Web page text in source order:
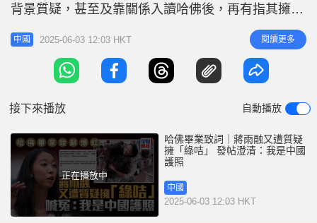
n
背景質疑，甚至及靠關係入讀哈佛後，再有指其擁美
國綠卡。 6月2日晚，蔣雨融再於微博發帖，先解釋
自己在各平台開賬號的目的，「無論去爭取做哈佛畢
業致辭代表，還是現在在各個平台開賬號，都是為了
爭奪一點點公共話語的空間。」 相關新聞：哈佛畢
中國 2025-06-03 12:03 HKT 閱讀更多
接下來播放 自動播放
正在播放中
哈佛畢業致詞｜蔣雨融又遭質疑
擁「綠咭」 發帖澄清：我是中國
護照
中國
2025-06-03 12:03 HKT